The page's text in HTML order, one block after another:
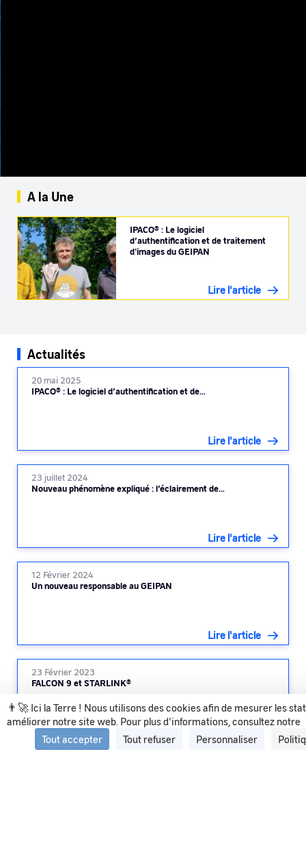
👨‍🚀 Ici la Terre ! Nous utilisons des cookies afin de mesurer les
améliorer notre site web. Pour plus d'informations, consultez notre
Tout accepter
Tout refuser Personnaliser
A la Une
IPACO® : Le logiciel
d’authentification et de traitement
d'images du GEIPAN
Lire l'article
Actualités
20 mai 2025
IPACO® : Le logiciel d’authentification et de…
Lire l'article
23 juillet 2024
Nouveau phénomène expliqué : l’éclairement de…
Lire l'article
12 Février 2024
Un nouveau responsable au GEIPAN
Lire l'article
23 Février 2023
FALCON 9 et STARLINK®
Lire l'article